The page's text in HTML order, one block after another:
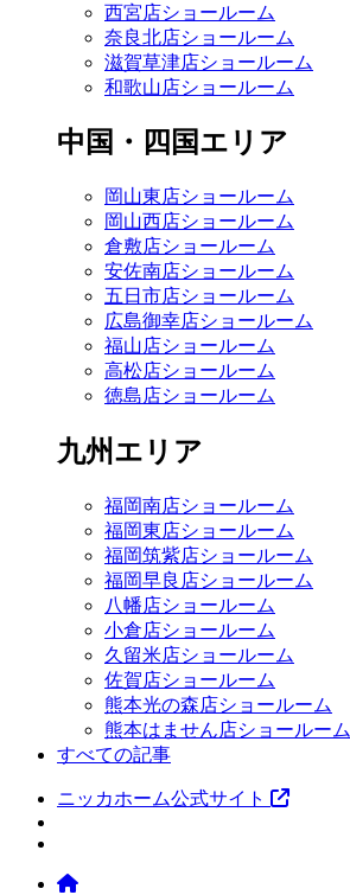
西宮店ショールーム
奈良北店ショールーム
滋賀草津店ショールーム
和歌山店ショールーム
中国・四国エリア
岡山東店ショールーム
岡山西店ショールーム
倉敷店ショールーム
安佐南店ショールーム
五日市店ショールーム
広島御幸店ショールーム
福山店ショールーム
高松店ショールーム
徳島店ショールーム
九州エリア
福岡南店ショールーム
福岡東店ショールーム
福岡筑紫店ショールーム
福岡早良店ショールーム
八幡店ショールーム
小倉店ショールーム
久留米店ショールーム
佐賀店ショールーム
熊本光の森店ショールーム
熊本はません店ショールーム
すべての記事
ニッカホーム公式サイト